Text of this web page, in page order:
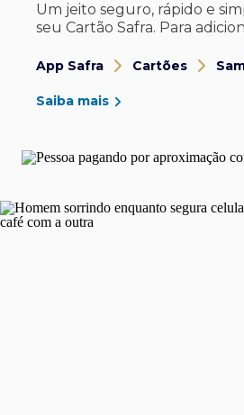
Um jeito seguro, rápido e
seu Cartão Safra. Para
App Safra Cartões
Saiba mais